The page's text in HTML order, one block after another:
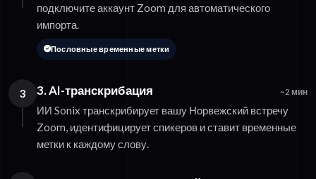
подключите аккаунт Zoom для автоматического
импорта.
Пословные временные метки
3 3. AI-транскрибация ~2 мин
ИИ Sonix транскрибирует вашу Норвежский встречу
Zoom, идентифицирует спикеров и ставит временные
метки к каждому слову.